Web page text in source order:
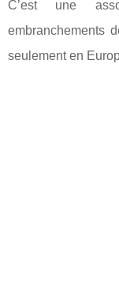
C’est une
embranchements
seulement en